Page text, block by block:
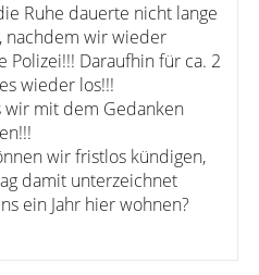
Ruhe dauerte nicht lange
nachdem wir wieder
Daraufhin für ca. 2
wieder los!!!
wir mit dem Gedanken
wir fristlos kündigen,
damit unterzeichnet
ein Jahr hier wohnen?